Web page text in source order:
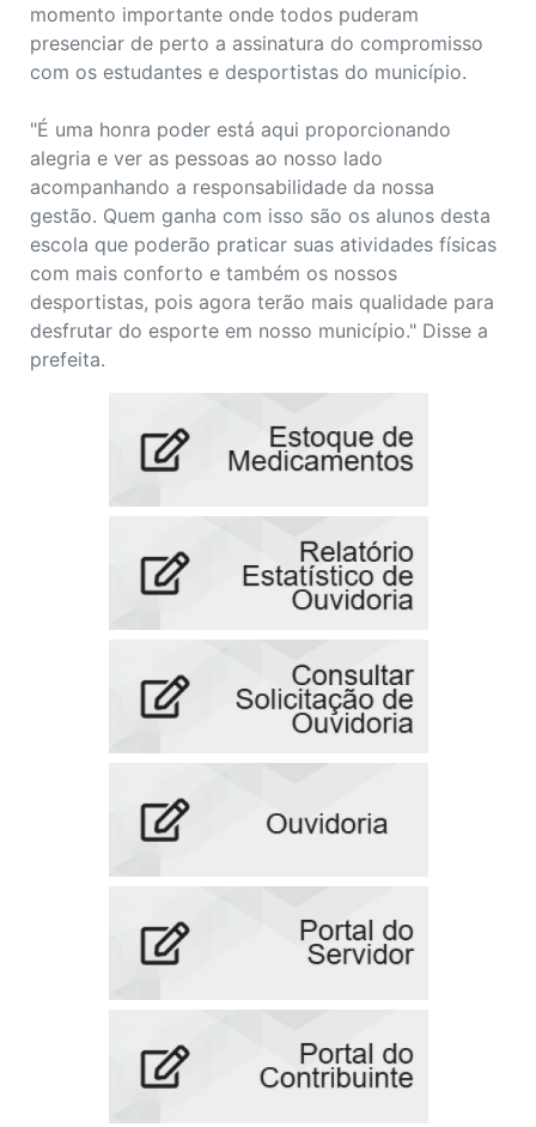
momento importante onde todos puderam
presenciar de perto a assinatura do compromisso
com os estudantes e desportistas do município.
"É uma honra poder está aqui proporcionando
alegria e ver as pessoas ao nosso lado
acompanhando a responsabilidade da nossa
gestão. Quem ganha com isso são os alunos desta
escola que poderão praticar suas atividades físicas
com mais conforto e também os nossos
desportistas, pois agora terão mais qualidade para
desfrutar do esporte em nosso município." Disse a
prefeita.